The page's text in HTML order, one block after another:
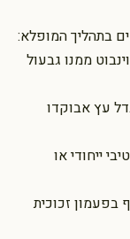
בתהליך המופלא:
ממנו גבעול
עץ אבוקדו
ייחודי או
בפעמון זכוכית